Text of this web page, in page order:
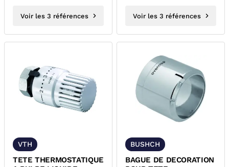
Voir les 3 références Voir les 3 références
VTH
TETE THERMOSTATIQUE
BUSHCH
BAGUE DE DECORATION